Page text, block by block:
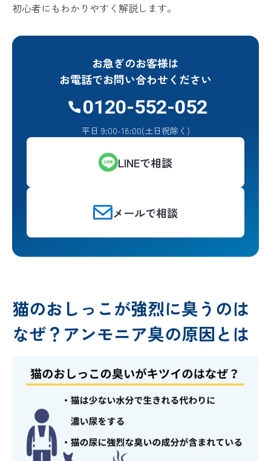
初心者にもわかりやすく解説します。
お急ぎのお客様は
お電話でお問い合わせください
0120-552-052
平日 9:00-18:00(土日祝除く)
LINEで相談
メールで相談
猫のおしっこが強烈に臭うのは
なぜ？アンモニア臭の原因とは